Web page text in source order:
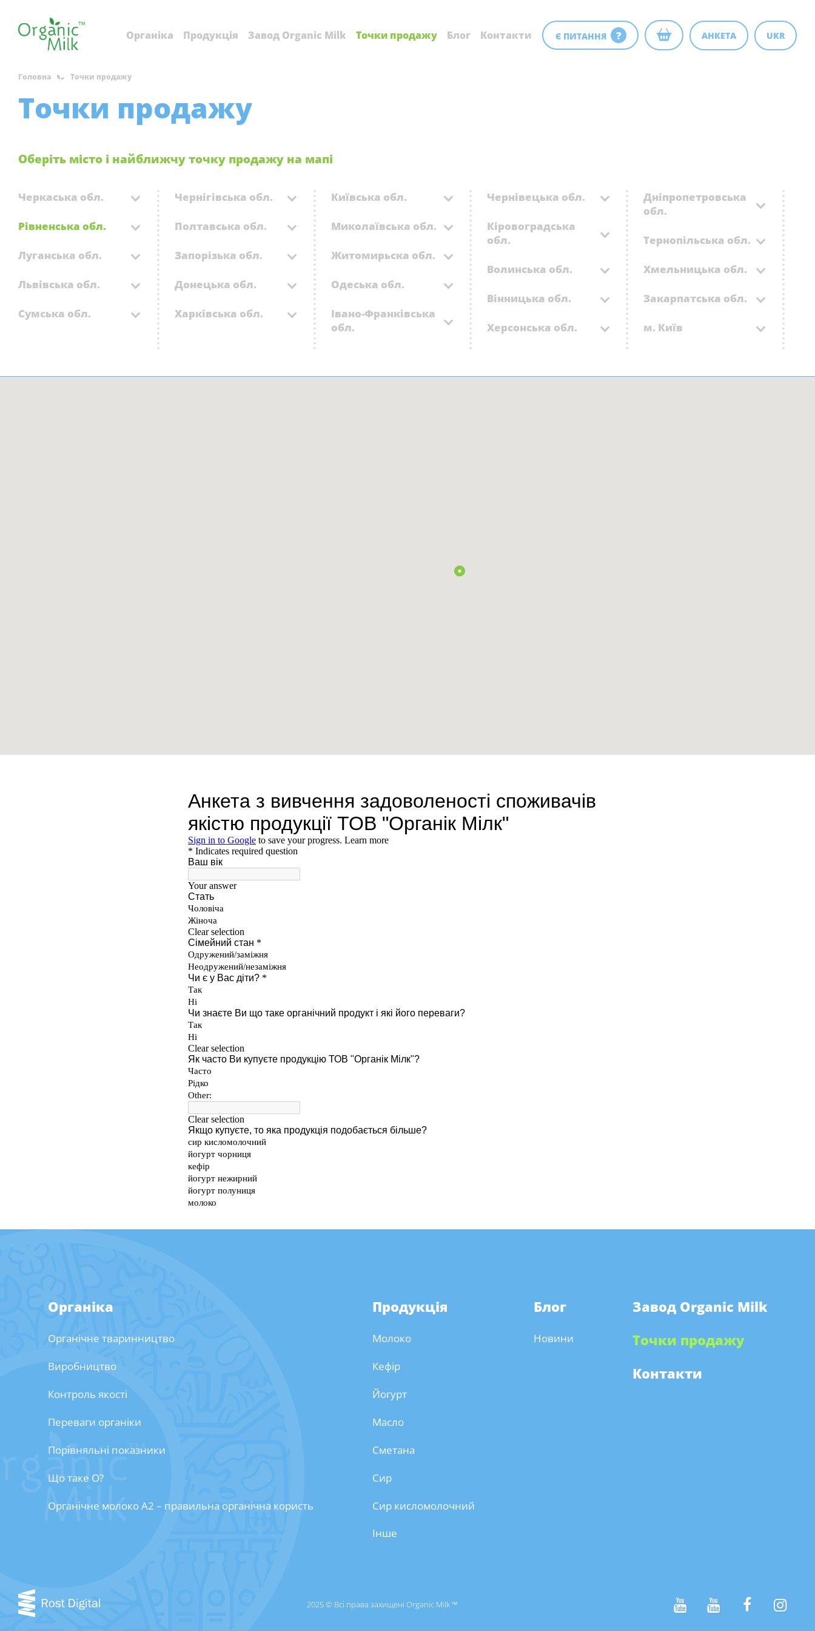
Органіка Продукція Завод Organic Milk Точки продажу Блог Контакти Є ПИТАННЯ ? АНКЕТА UKR
Головна Точки продажу
Точки продажу
Оберіть місто і найближчу точку продажу на мапі
Черкаська обл.
Рівненська обл.
Луганська обл.
Львівська обл.
Сумська обл.
Чернігівська обл.
Полтавська обл.
Запорізька обл.
Донецька обл.
Харківська обл.
Київська обл.
Миколаївська обл.
Житомирьска обл.
Одеська обл.
Івано-Франківська
обл.
Чернівецька обл.
Кіровоградська
обл.
Волинська обл.
Вінницька обл.
Херсонська обл.
Дніпропетровська
обл.
Тернопільська обл.
Хмельницька обл.
Закарпатська обл.
м. Київ
Органіка
Органічне тваринництво
Виробництво
Контроль якості
Переваги органіки
Порівняльні показники
Що таке О?
Органічне молоко А2 – правильна органічна користь
Продукція
Молоко
Кефір
Йогурт
Масло
Сметана
Сир
Сир кисломолочний
Інше
Блог
Новини
Завод Organic Milk
Точки продажу
Контакти
2025 © Всі права захищені Organic Milk ™